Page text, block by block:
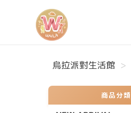
烏拉派對生活館
烏拉派對生活館
商品分類